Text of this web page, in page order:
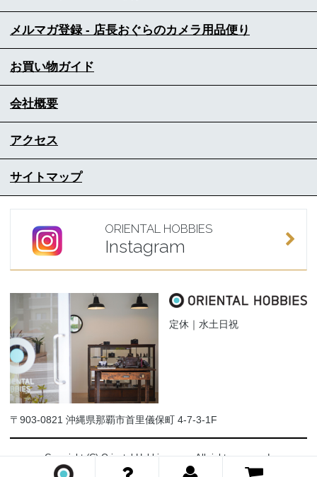
メルマガ登録 - 店長おぐらのカメラ用品便り
お買い物ガイド
会社概要
アクセス
サイトマップ
ORIENTAL HOBBIES
Instagram
定休｜水土日祝
〒903-0821 沖縄県那覇市首里儀保町 4-7-3-1F
Copyright (C) Oriental-Hobbies.com. All rights reserved.